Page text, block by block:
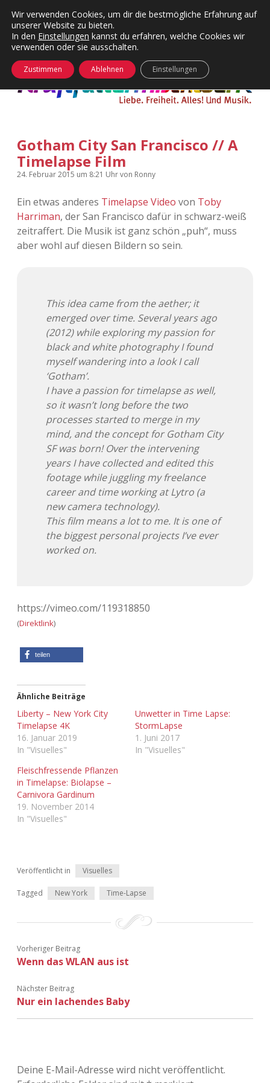
Kategorien
Menü
24 Hours Chilling
Die Wende
KFMW-Disco
kfmw.stuff
Kopfkinomusik
Nur mal so
Wandnotizen
KFMW-Disco
Dates
Contact
Adventskalender
Adventskalender 2010
Adventskalender 2011
Adventskalender 2014
Adventskalender 2015
Adventskalender 2016
Adventskalender 2017
Adventskalender 2018
Adventskalender 2019
Adventskalender 2020
Adventskalender 2021
Adventskalender 2022
Adventskalender 2024
facebook
instagram
rss soundcloud
vimeoBluesky
öffnen
Gotham City San Francisco // A
Timelapse Film
24. Februar 2015 um 8:21 Uhrvon Ronny
Ein etwas anderes Timelapse Video von Toby
Harriman, der San Francisco dafür in schwarz-weiß
zeitraffert. Die Musik ist ganz schön „puh“, muss
aber wohl auf diesen Bildern so sein.
This idea came from the aether; it
emerged over time. Several years ago
(2012) while exploring my passion for
black and white photography I found
myself wandering into a look I call
‘Gotham’.
I have a passion for timelapse as well,
so it wasn’t long before the two
processes started to merge in my
mind, and the concept for Gotham City
SF was born! Over the intervening
years I have collected and edited this
footage while juggling my freelance
career and time working at Lytro (a
new camera technology).
This film means a lot to me. It is one of
the biggest personal projects I’ve ever
worked on.
https://vimeo.com/119318850
(Direktlink)
teilen
Ähnliche Beiträge
Liberty – New York City
Timelapse 4K
16. Januar 2019
In "Visuelles"
Unwetter in Time Lapse:
StormLapse
1. Juni 2017
In "Visuelles"
Fleischfressende Pflanzen
in Timelapse: Biolapse –
Carnivora Gardinum
19. November 2014
In "Visuelles"
Veröffentlicht in Visuelles
Tagged New York Time-Lapse
Vorheriger Beitrag
Wenn das WLAN aus ist
Nächster Beitrag
Nur ein lachendes Baby
Deine E-Mail-Adresse wird nicht veröffentlicht.
Wir verwenden Cookies, um dir die bestmögliche Erfahrung auf
unserer Website zu bieten.
In den Einstellungen kannst du erfahren, welche Cookies wir
verwenden oder sie ausschalten.
Zustimmen Ablehnen Einstellungen